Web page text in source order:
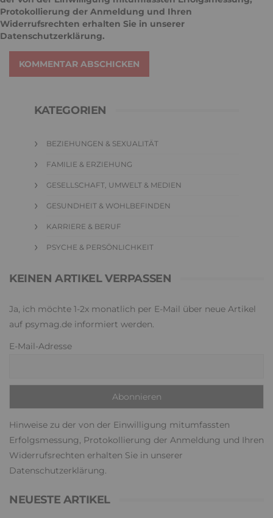
Protokollierung der Anmeldung und Ihren
Widerrufsrechten erhalten Sie in unserer
Datenschutzerklärung.
KOMMENTAR ABSCHICKEN
KATEGORIEN
BEZIEHUNGEN & SEXUALITÄT
FAMILIE & ERZIEHUNG
GESELLSCHAFT, UMWELT & MEDIEN
GESUNDHEIT & WOHLBEFINDEN
KARRIERE & BERUF
PSYCHE & PERSÖNLICHKEIT
KEINEN ARTIKEL VERPASSEN
Ja, ich möchte 1-2x monatlich per E-Mail über neue Artikel
auf psymag.de informiert werden.
E-Mail-Adresse
Hinweise zu der von der Einwilligung mitumfassten
Erfolgsmessung, Protokollierung der Anmeldung und Ihren
Widerrufsrechten erhalten Sie in unserer
Datenschutzerklärung.
NEUESTE ARTIKEL